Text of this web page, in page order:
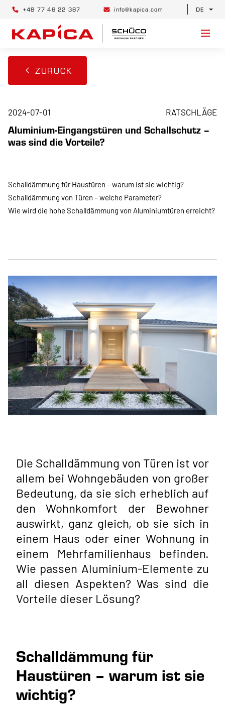
+48 77 46 22 387 info@kapica.com DE
ZURÜCK
Die Schalldämmung von Türen ist vor
allem bei Wohngebäuden von großer
Bedeutung, da sie sich erheblich auf
den Wohnkomfort der Bewohner
auswirkt, ganz gleich, ob sie sich in
einem Haus oder einer Wohnung in
einem Mehrfamilienhaus befinden.
Wie passen Aluminium-Elemente zu
all diesen Aspekten? Was sind die
Vorteile dieser Lösung?
Schalldämmung für
Haustüren – warum ist sie
wichtig?
2024-07-01 RATSCHLÄGE
Aluminium-Eingangstüren und Schallschutz –
was sind die Vorteile?
Schalldämmung für Haustüren – warum ist sie wichtig?
Schalldämmung von Türen – welche Parameter?
Wie wird die hohe Schalldämmung von Aluminiumtüren erreicht?